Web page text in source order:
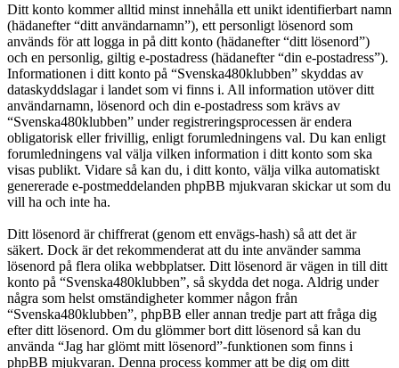
Ditt konto kommer alltid minst innehålla ett unikt identifierbart namn
(hädanefter “ditt användarnamn”), ett personligt lösenord som
används för att logga in på ditt konto (hädanefter “ditt lösenord”)
och en personlig, giltig e-postadress (hädanefter “din e-postadress”).
Informationen i ditt konto på “Svenska480klubben” skyddas av
dataskyddslagar i landet som vi finns i. All information utöver ditt
användarnamn, lösenord och din e-postadress som krävs av
“Svenska480klubben” under registreringsprocessen är endera
obligatorisk eller frivillig, enligt forumledningens val. Du kan enligt
forumledningens val välja vilken information i ditt konto som ska
visas publikt. Vidare så kan du, i ditt konto, välja vilka automatiskt
genererade e-postmeddelanden phpBB mjukvaran skickar ut som du
vill ha och inte ha.
Ditt lösenord är chiffrerat (genom ett envägs-hash) så att det är
säkert. Dock är det rekommenderat att du inte använder samma
lösenord på flera olika webbplatser. Ditt lösenord är vägen in till ditt
konto på “Svenska480klubben”, så skydda det noga. Aldrig under
några som helst omständigheter kommer någon från
“Svenska480klubben”, phpBB eller annan tredje part att fråga dig
efter ditt lösenord. Om du glömmer bort ditt lösenord så kan du
använda “Jag har glömt mitt lösenord”-funktionen som finns i
phpBB mjukvaran. Denna process kommer att be dig om ditt